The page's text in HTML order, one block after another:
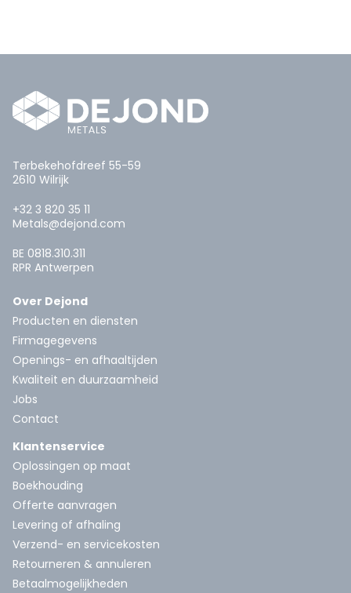
Terbekehofdreef 55-59
2610 Wilrijk
+32 3 820 35 11
Metals@dejond.com
BE 0818.310.311
RPR Antwerpen
Over Dejond
Producten en diensten
Firmagegevens
Openings- en afhaaltijden
Kwaliteit en duurzaamheid
Jobs
Contact
Klantenservice
Oplossingen op maat
Boekhouding
Offerte aanvragen
Levering of afhaling
Verzend- en servicekosten
Retourneren & annuleren
Betaalmogelijkheden